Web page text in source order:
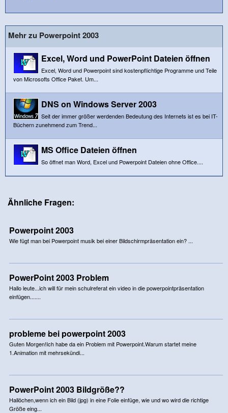
Mehr zu Powerpoint 2003
Excel, Word und PowerPoint Dateien öffnen
Excel, Word und Powerpoint sind kostenpflichtige Programme und Teile
von Microsofts Office Paket. Um...
DNS on Windows Server 2003
Seit der immer größer werdenden Bedeutung des Internets ist es bei IT-
Büchern zunehmend zum Trend...
MS Office Dateien öffnen
So öffnet man Word, Excel und Powerpoint Dateien ohne Office....
Ähnliche Fragen:
Powerpoint 2003
Wie fügt man bei Powerpoint musik bei einer Bildschirmpräsentation ein? ...
PowerPoint 2003 Problem
Hallo leute...ich will für mein schulreferat ein video in die powerpointpräsentation
einfügen.......
probleme bei powerpoint 2003
Guten Morgen!Ich habe da ein Problem mit Powerpoint.Warum startet meine
1.Animation mit mehrsekündi...
PowerPoint 2003 Bildgröße??
Hallöchen,wenn ich ein Bild (jpg) in eine Folie einfüge, wie und wo wird die richtige
Größe eing...